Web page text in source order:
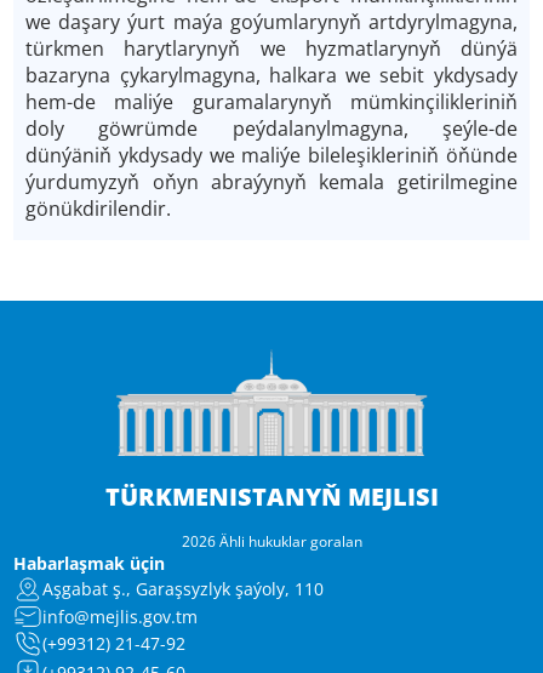
we daşary ýurt maýa goýumlarynyň artdyrylmagyna,
türkmen harytlarynyň we hyzmatlarynyň dünýä
bazaryna çykarylmagyna, halkara we sebit ykdysady
hem-de maliýe guramalarynyň mümkinçilikleriniň
doly göwrümde peýdalanylmagyna, şeýle-de
dünýäniň ykdysady we maliýe bileleşikleriniň öňünde
ýurdumyzyň oňyn abraýynyň kemala getirilmegine
gönükdirilendir.
TÜRKMENISTANYŇ MEJLISI
2026 Ähli hukuklar goralan
Habarlaşmak üçin
Aşgabat ş., Garaşsyzlyk şaýoly, 110
info@mejlis.gov.tm
(+99312) 21-47-92